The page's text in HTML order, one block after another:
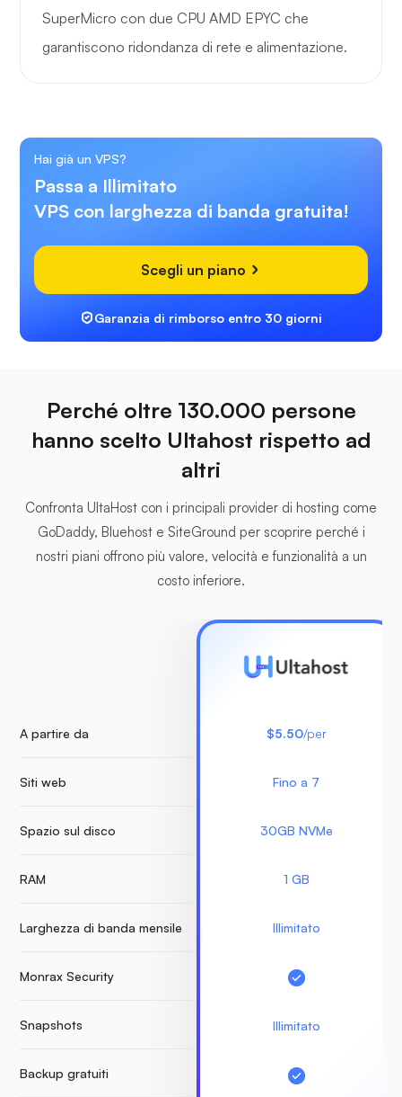
SuperMicro con due CPU AMD EPYC che
garantiscono ridondanza di rete e alimentazione.
Hai già un VPS?
Passa a Illimitato
VPS con larghezza di banda gratuita!
Scegli un piano
Garanzia di rimborso entro 30 giorni
Perché oltre 130.000 persone
hanno scelto Ultahost rispetto ad
altri
Confronta UltaHost con i principali provider di hosting come
GoDaddy, Bluehost e SiteGround per scoprire perché i
nostri piani offrono più valore, velocità e funzionalità a un
costo inferiore.
A partire da
Siti web
Spazio sul disco
RAM
Larghezza di banda mensile
Monrax Security
Snapshots
Backup gratuiti
$5.50/per
Fino a 7
30GB NVMe
1 GB
Illimitato
Illimitato